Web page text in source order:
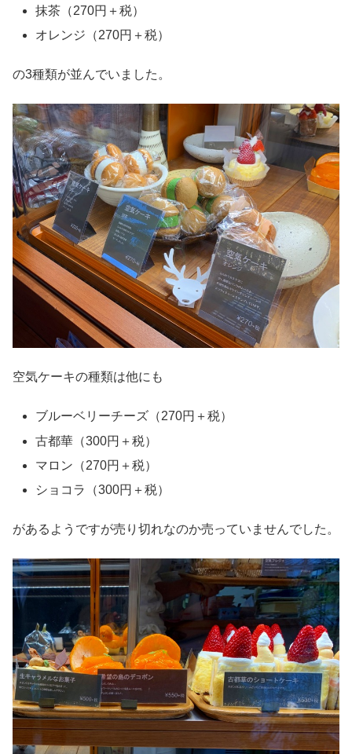
抹茶（270円＋税）
オレンジ（270円＋税）
の3種類が並んでいました。
空気ケーキの種類は他にも
ブルーベリーチーズ（270円＋税）
古都華（300円＋税）
マロン（270円＋税）
ショコラ（300円＋税）
があるようですが売り切れなのか売っていませんでした。